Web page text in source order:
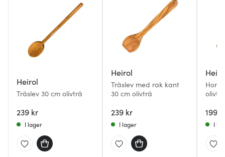
Heirol
Träslev 30 cm olivträ
239 kr
I lager
Heirol
Träslev med rak kant
30 cm olivträ
239 kr
I lager
olivträ
199
I